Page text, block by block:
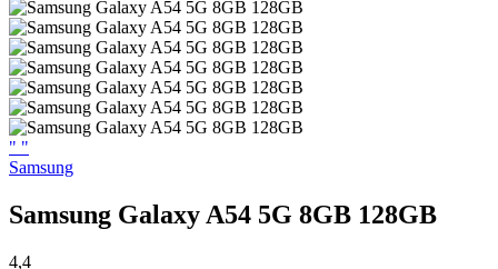
" "
Samsung
Samsung Galaxy A54 5G 8GB 128GB
4,4